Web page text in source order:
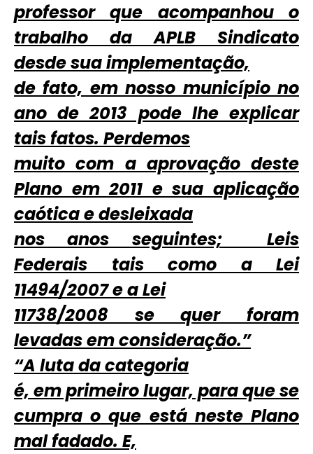
professor que acompanhou o
trabalho da APLB Sindicato
desde sua implementação,
de fato, em nosso município no
ano de 2013 pode lhe explicar
tais fatos. Perdemos
muito com a aprovação deste
Plano em 2011 e sua aplicação
caótica e desleixada
nos anos seguintes; Leis
Federais tais como a Lei
11494/2007 e a Lei
11738/2008 se quer foram
levadas em consideração.”
“A luta da categoria
é, em primeiro lugar, para que se
cumpra o que está neste Plano
mal fadado. E,